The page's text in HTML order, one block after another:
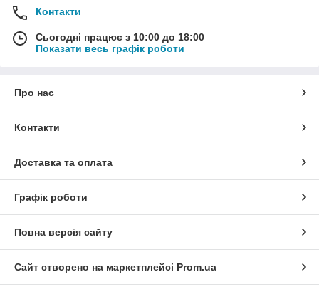
Контакти
Сьогодні працює з 10:00 до 18:00
Показати весь графік роботи
Про нас
Контакти
Доставка та оплата
Графік роботи
Повна версія сайту
Сайт створено на маркетплейсі Prom.ua